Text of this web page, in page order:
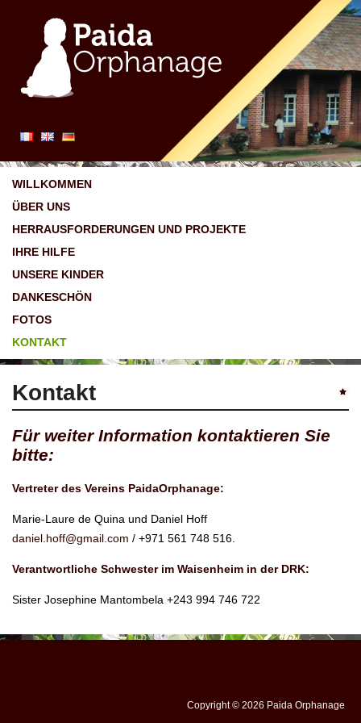
WILLKOMMEN
ÜBER UNS
HERRAUSFORDERUNGEN UND PROJEKTE
IHRE HILFE
UNSERE KINDER
DANKESCHÖN
FOTOS
KONTAKT
Kontakt
Für weiter Information kontaktieren Sie
bitte:
Vertreter des Vereins PaidaOrphanage:
Marie-Laure de Quina und Daniel Hoff
daniel.hoff@gmail.com / +971 561 748 516.
Verantwortliche Schwester im Waisenheim in der DRK:
Sister Josephine Mantombela +243 994 746 722
Copyright © 2026 Paida Orphanage